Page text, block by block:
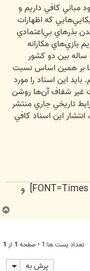
‌مباني ‌كافي ‌داريم ‌و
‌كه ‌اظهارات
‌بذرهاي ‌بي‌اعتمادي
‌بازي‌هاي ‌مكارانه
بين دو كشور
ما بر همين اساس نسبت
اين اسناد را مورد
غير شفاف آن‌ها روشن
تاريخي جاري منتشر
اين اسناد كافي
[FONT=Times New Roman] [FONT=Times New Roman] و
تعداد پست ها:1 • صفحه 1 از 1
پرش به